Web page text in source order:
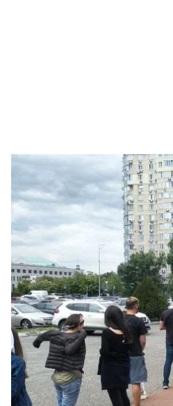
Массовая
В Киеве на территории
коронавируса, которая
открытия, а в очереди
Об этом сообщает наша
В отличие от 29-30 мая,
кто записался в очередь
сформировали две